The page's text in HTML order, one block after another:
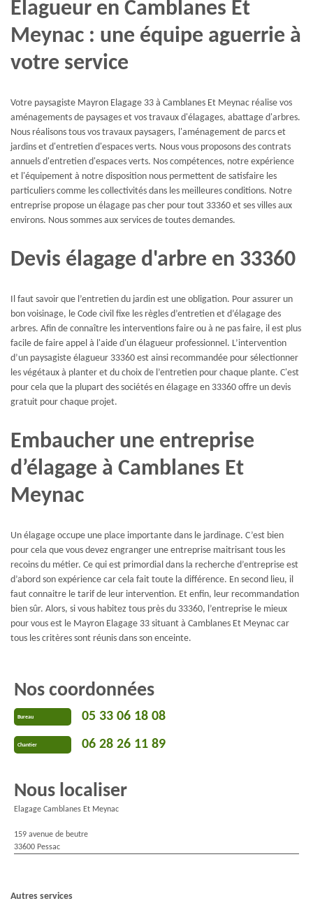
Élagueur en Camblanes Et
Meynac : une équipe aguerrie à
votre service
Votre paysagiste Mayron Elagage 33 à Camblanes Et Meynac réalise vos
aménagements de paysages et vos travaux d'élagages, abattage d'arbres.
Nous réalisons tous vos travaux paysagers, l'aménagement de parcs et
jardins et d'entretien d'espaces verts. Nous vous proposons des contrats
annuels d'entretien d'espaces verts. Nos compétences, notre expérience
et l'équipement à notre disposition nous permettent de satisfaire les
particuliers comme les collectivités dans les meilleures conditions. Notre
entreprise propose un élagage pas cher pour tout 33360 et ses villes aux
environs. Nous sommes aux services de toutes demandes.
Devis élagage d'arbre en 33360
Il faut savoir que l’entretien du jardin est une obligation. Pour assurer un
bon voisinage, le Code civil fixe les règles d’entretien et d’élagage des
arbres. Afin de connaître les interventions faire ou à ne pas faire, il est plus
facile de faire appel à l'aide d'un élagueur professionnel. L’intervention
d’un paysagiste élagueur 33360 est ainsi recommandée pour sélectionner
les végétaux à planter et du choix de l’entretien pour chaque plante. C'est
pour cela que la plupart des sociétés en élagage en 33360 offre un devis
gratuit pour chaque projet.
Embaucher une entreprise
d’élagage à Camblanes Et
Meynac
Un élagage occupe une place importante dans le jardinage. C’est bien
pour cela que vous devez engranger une entreprise maitrisant tous les
recoins du métier. Ce qui est primordial dans la recherche d’entreprise est
d’abord son expérience car cela fait toute la différence. En second lieu, il
faut connaitre le tarif de leur intervention. Et enfin, leur recommandation
bien sûr. Alors, si vous habitez tous près du 33360, l’entreprise le mieux
pour vous est le Mayron Elagage 33 situant à Camblanes Et Meynac car
tous les critères sont réunis dans son enceinte.
Nos coordonnées
Bureau 05 33 06 18 08
Chantier 06 28 26 11 89
Nous localiser
Elagage Camblanes Et Meynac
159 avenue de beutre
33600 Pessac
Autres services